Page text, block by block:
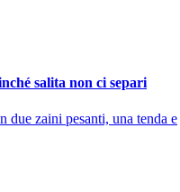
salita non ci separi
zaini pesanti, una tenda e